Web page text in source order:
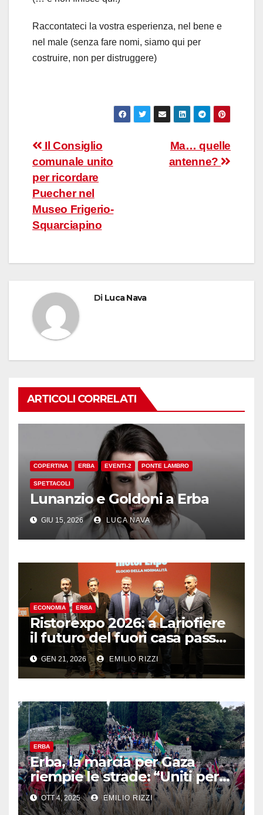
Raccontateci la vostra esperienza, nel bene e
nel male (senza fare nomi, siamo qui per
costruire, non per distruggere)
Navigazione
articoli
Ma… quelle
antenne?
Il Consiglio
comunale unito
per ricordare
Puecher nel
Museo Frigerio-
Squarciapino
Di Luca Nava
ARTICOLI CORRELATI
COPERTINA ERBA EVENTI-2 PONTE LAMBRO
SPETTACOLI
Lunanzio e Goldoni a Erba
GIU 15, 2026 LUCA NAVA
ECONOMIA ERBA
Ristorexpo 2026: a Lariofiere
il futuro del fuori casa passa
dalla “normalità”
GEN 21, 2026 EMILIO RIZZI
ERBA
Erba, la marcia per Gaza
riempie le strade: “Uniti per
la pace, senza odio né
violenza”
OTT 4, 2025 EMILIO RIZZI